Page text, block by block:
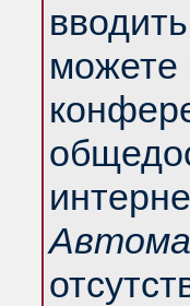
можете